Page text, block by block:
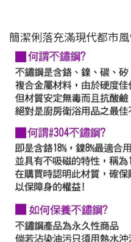
簡潔俐落充滿現代都市